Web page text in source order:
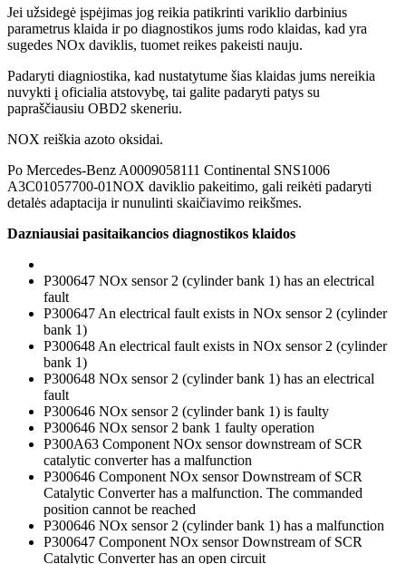
Jei užsidegė įspėjimas jog reikia patikrinti variklio darbinius
parametrus klaida ir po diagnostikos jums rodo klaidas, kad yra
sugedes NOx daviklis, tuomet reikes pakeisti nauju.
Padaryti diagniostika, kad nustatytume šias klaidas jums nereikia
nuvykti į oficialia atstovybę, tai galite padaryti patys su
papraščiausiu OBD2 skeneriu.
NOX reiškia azoto oksidai.
Po Mercedes-Benz A0009058111 Continental SNS1006
A3C01057700-01NOX daviklio pakeitimo, gali reikėti padaryti
detalės adaptacija ir nunulinti skaičiavimo reikšmes.
Dazniausiai pasitaikancios diagnostikos klaidos
P300647 NOx sensor 2 (cylinder bank 1) has an electrical
fault
P300647 An electrical fault exists in NOx sensor 2 (cylinder
bank 1)
P300648 An electrical fault exists in NOx sensor 2 (cylinder
bank 1)
P300648 NOx sensor 2 (cylinder bank 1) has an electrical
fault
P300646 NOx sensor 2 (cylinder bank 1) is faulty
P300646 NOx sensor 2 bank 1 faulty operation
P300A63 Component NOx sensor downstream of SCR
catalytic converter has a malfunction
P300646 Component NOx sensor Downstream of SCR
Catalytic Converter has a malfunction. The commanded
position cannot be reached
P300646 NOx sensor 2 (cylinder bank 1) has a malfunction
P300647 Component NOx sensor Downstream of SCR
Catalytic Converter has an open circuit